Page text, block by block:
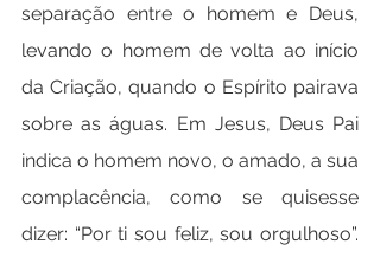
separação entre o homem e Deus,
levando o homem de volta ao início
da Criação, quando o Espírito pairava
sobre as águas. Em Jesus, Deus Pai
indica o homem novo, o amado, a sua
complacência, como se quisesse
dizer: “Por ti sou feliz, sou orgulhoso”.